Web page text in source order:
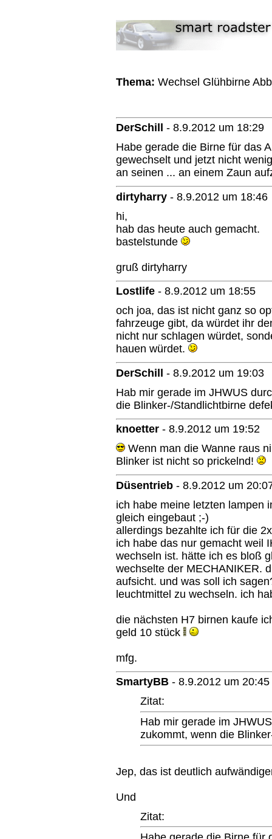
Thema: Wechsel Glühbirne
DerSchill - 8.9.2012 um 18:29
Habe gerade die Birne für das
gewechselt und jetzt nicht
an seinen ... an einem Zaun
dirtyharry - 8.9.2012 um 18:46
hi,
hab das heute auch gemacht.
bastelstunde
gruß dirtyharry
Lostlife - 8.9.2012 um 18:55
och joa, das ist nicht ganz so
fahrzeuge gibt, da würdet ihr
nicht nur schlagen würdet,
hauen würdet.
DerSchill - 8.9.2012 um 19:03
Hab mir gerade im JHWUS
die Blinker-/Standlichtbirne
knoetter - 8.9.2012 um 19:52
Wenn man die Wanne raus
Blinker ist nicht so prickelnd!
Düsentrieb - 8.9.2012 um
ich habe meine letzten lampen
gleich eingebaut ;-)
allerdings bezahlte ich für die
ich habe das nur gemacht weil
wechseln ist. hätte ich es bloß
wechselte der MECHANIKER.
aufsicht. und was soll ich
leuchtmittel zu wechseln. ich
die nächsten H7 birnen kaufe
geld 10 stück
mfg.
SmartyBB - 8.9.2012 um 20:45
Zitat:
Hab mir gerade im
zukommt, wenn die
Jep, das ist deutlich
Und
Zitat: